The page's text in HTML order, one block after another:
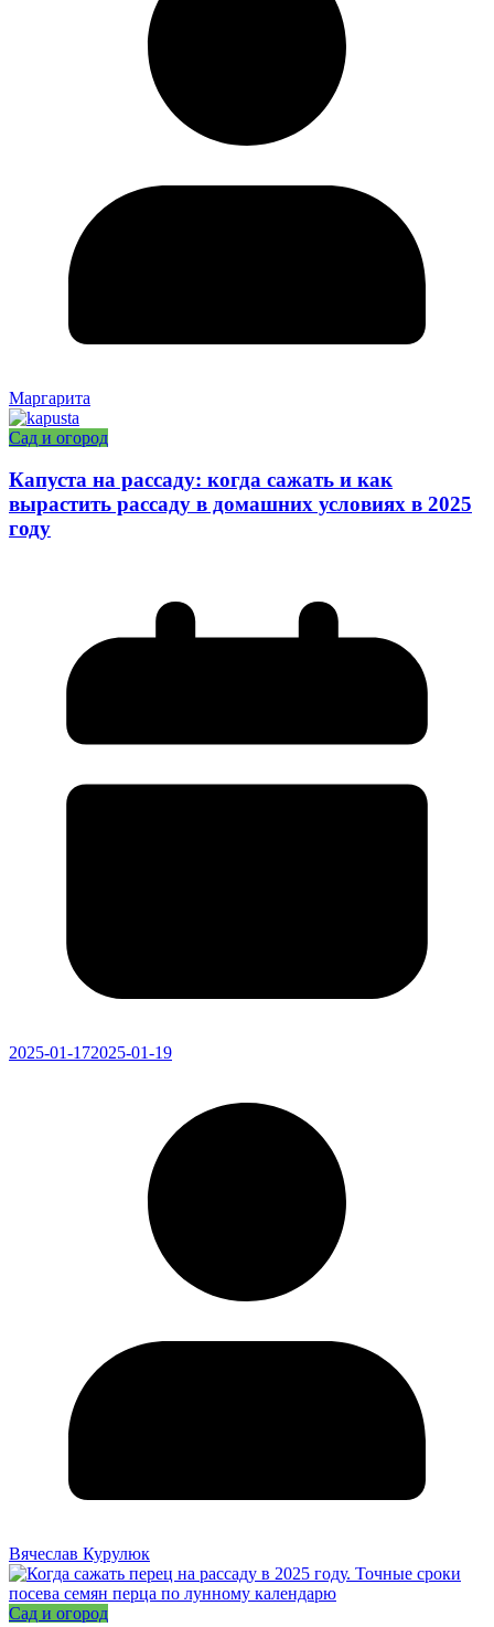
Маргарита
Сад и огород
Капуста на рассаду: когда сажать и как
вырастить рассаду в домашних условиях в 2025
году
2025-01-172025-01-19
Вячеслав Курулюк
Сад и огород